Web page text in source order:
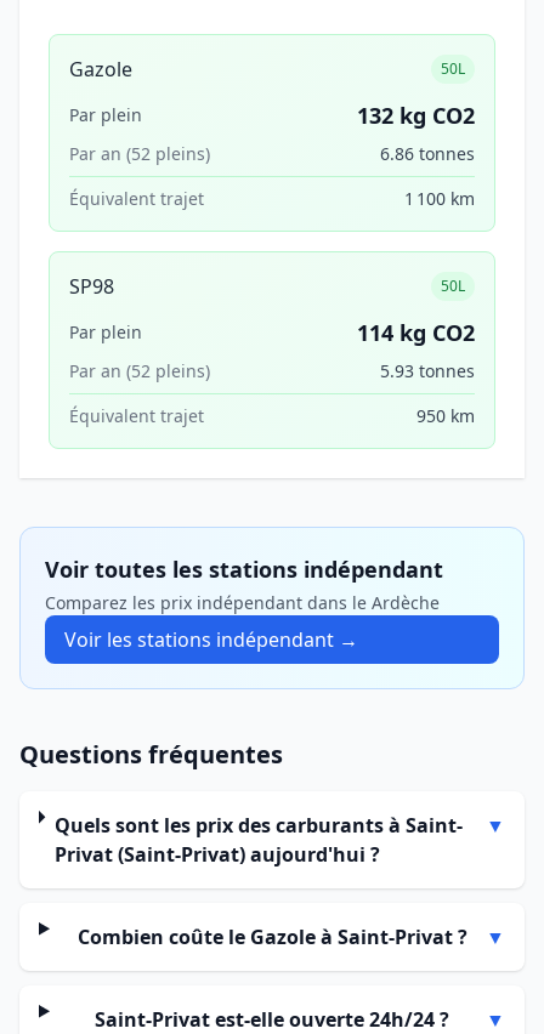
Gazole 50L
Par plein 132 kg CO2
Par an (52 pleins)
6.86 tonnes
Équivalent trajet
1 100 km
SP98 50L
Par plein 114 kg CO2
Par an (52 pleins)
5.93 tonnes
Équivalent trajet
950 km
Voir toutes les stations indépendant
Comparez les prix indépendant dans le Ardèche
Voir les stations indépendant →
Questions fréquentes
Quels sont les prix des carburants à Saint-
Privat (Saint-Privat) aujourd'hui ?
▼
Combien coûte le Gazole à Saint-Privat ? ▼
Saint-Privat est-elle ouverte 24h/24 ? ▼